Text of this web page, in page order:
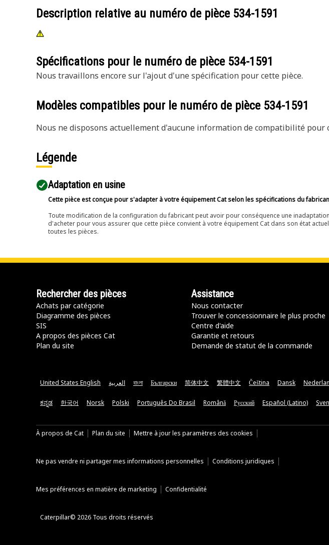
Description relative au numéro de pièce 534-1591
Spécifications pour le numéro de pièce 534-1591
Nous travaillons encore sur l'ajout d'une spécification pour cette pièce.
Modèles compatibles pour le numéro de pièce 534-1591
Nous ne disposons actuellement d'aucune information de compatibilité pour
Légende
Adaptation en usine
Cette pièce est conçue pour s'adapter à votre équipement Cat selon les spécifications du
Toute modification de la configuration du fabricant peut avoir pour conséquence une
d'acheter pour vous assurer que cette pièce convient à votre équipement Cat dans son état
toutes les pièces.
Rechercher des pièces
Achats par catégorie
Diagramme des pièces
SIS
A propos des pièces Cat
Plan du site
Assistance
Nous contacter
Trouver le concessionnaire le plus proche
Centre d'aide
Garantie et retours
Demande de statut de la commande
United States English العربية বাংলা Български 简体中文 繁體中文 Čeština Dansk
ಕನ್ನಡ 한국어 Norsk Polski Português Do Brasil Română Русский Español (Latino)
À propos de Cat Plan du site Mettre à jour les paramètres des cookies
Ne pas vendre ni partager mes informations personnelles Conditions juridiques
Mes préférences en matière de marketing Confidentialité
Caterpillar© 2026 Tous droits réservés